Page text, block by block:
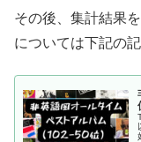
その後、集計結果
については下記の